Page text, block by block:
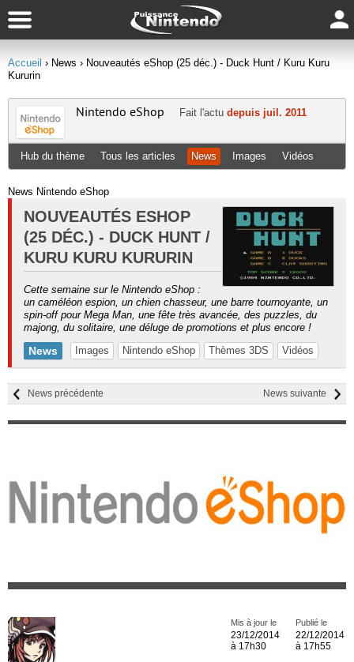
Accueil › News › Nouveautés eShop (25 déc.) - Duck Hunt / Kuru Kuru
Kururin
Nintendo eShop Fait l'actu depuis juil. 2011
Hub du thème Tous les articles News Images Vidéos
News Nintendo eShop
NOUVEAUTÉS ESHOP
(25 DÉC.) - DUCK HUNT /
KURU KURU KURURIN
Cette semaine sur le Nintendo eShop :
un caméléon espion, un chien chasseur, une barre tournoyante, un
spin-off pour Mega Man, une fête très avancée, des puzzles, du
majong, du solitaire, une déluge de promotions et plus encore !
News Images Nintendo eShop Thèmes 3DS Vidéos
News suivante
News précédente
Publié le
22/12/2014
à 17h55
Mis à jour le
23/12/2014
à 17h30